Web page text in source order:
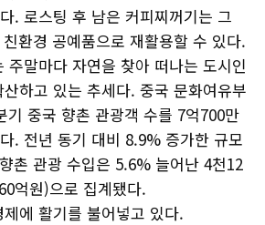
. 로스팅 후 남은 커피찌꺼기는 그
환경 공예품으로 재활용할 수 있다.
주말마다 자연을 찾아 떠나는 도시인
하고 있는 추세다. 중국 문화여유부
기 중국 향촌 관광객 수를 7억700만
. 전년 동기 대비 8.9% 증가한 규모
촌 관광 수입은 5.6% 늘어난 4천12
억원)으로 집계됐다.
에 활기를 불어넣고 있다.